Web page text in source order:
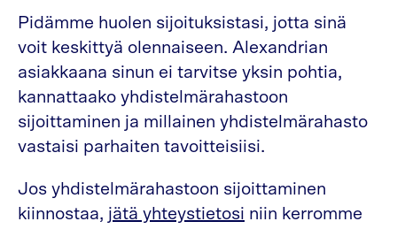
Pidämme huolen sijoituksistasi, jotta sinä
voit keskittyä olennaiseen. Alexandrian
asiakkaana sinun ei tarvitse yksin pohtia,
kannattaako yhdistelmärahastoon
sijoittaminen ja millainen yhdistelmärahasto
vastaisi parhaiten tavoitteisiisi.
Jos yhdistelmärahastoon sijoittaminen
kiinnostaa, jätä yhteystietosi niin kerromme